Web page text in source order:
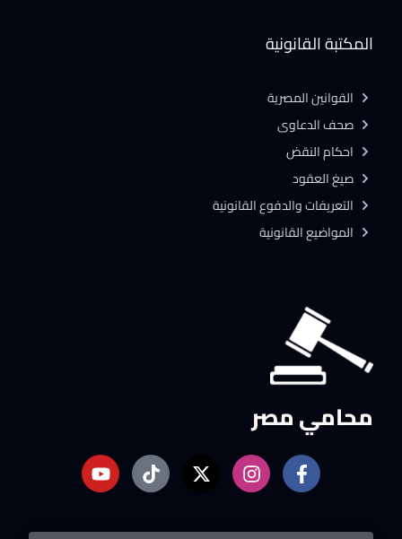
محامي مصر
المكتبة القانونية
القوانين المصرية
صحف الدعاوى
احكام النقض
صيغ العقود
التعريفات والدفوع القانونية
المواضيع القانونية